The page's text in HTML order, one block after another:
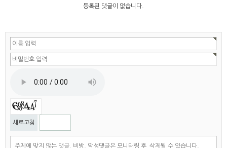
등록된 댓글이 없습니다.
새로고침